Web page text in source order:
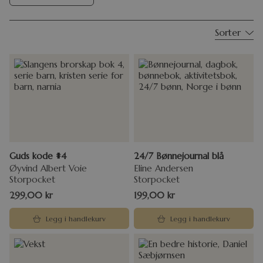
Sorter
Guds kode #4
Øyvind Albert Voie
Storpocket
299,00 kr
Legg i handlekurv
24/7 Bønnejournal blå
Eline Andersen
Storpocket
199,00 kr
Legg i handlekurv